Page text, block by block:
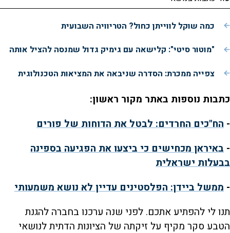
כמה שוקל לווייתן כחול? הטריוויה השבועית
"מוטור סיטי": קלישאה עם גימיק גדול שמנסה להציל אותה
צפייה ממכרת: הסדרה שניבאה את המציאות הטכנולוגית
כתבות נוספות באתר מקור ראשון:
- הח"כים החרדים: לבטל את הדוחות של פורים
- באיראן מכחישים כי ביצעו את הפגיעה בספינה
בבעלות ישראלית
- ממשל ביידן: הפלסטינים עדיין לא נושא משמעותי
תנו לי להפתיע אתכם. לפני שנה ערכנו בחברה להגנת
הטבע סקר מקיף על זיקתה של הציונות הדתית לנושאי